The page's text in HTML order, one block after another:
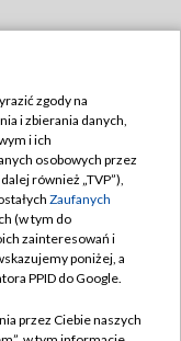
zgody na
i zbierania danych,
i ich
osobowych przez
również „TVP”),
Zaufanych
(w tym do
zainteresowań i
poniżej, a
PPID do Google.
przez Ciebie naszych